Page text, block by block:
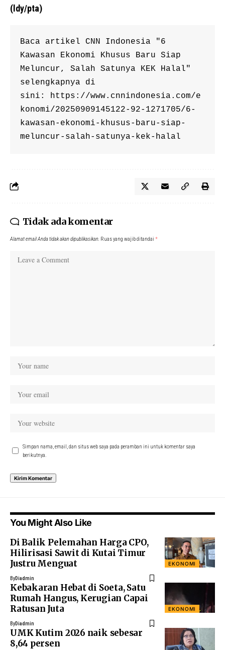
(ldy/pta)
Baca artikel CNN Indonesia "6
Kawasan Ekonomi Khusus Baru Siap
Meluncur, Salah Satunya KEK Halal"
selengkapnya di
sini: https://www.cnnindonesia.com/e
konomi/20250909145122-92-1271705/6-
kawasan-ekonomi-khusus-baru-siap-
meluncur-salah-satunya-kek-halal
Tidak ada komentar
Alamat email Anda tidak akan dipublikasikan. Ruas yang wajib ditandai *
Simpan nama, email, dan situs web saya pada peramban ini untuk komentar saya
berikutnya.
You Might Also Like
EKONOMI
Di Balik Pelemahan Harga CPO,
Hilirisasi Sawit di Kutai Timur
Justru Menguat
ByDiadmin
EKONOMI
Kebakaran Hebat di Soeta, Satu
Rumah Hangus, Kerugian Capai
Ratusan Juta
ByDiadmin
UMK Kutim 2026 naik sebesar
8,64 persen